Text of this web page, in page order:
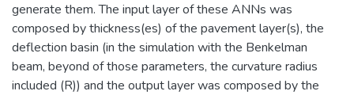
generate them. The input layer of these ANNs was
composed by thickness(es) of the pavement layer(s), the
deflection basin (in the simulation with the Benkelman
beam, beyond of those parameters, the curvature radius
included (R)) and the output layer was composed by the